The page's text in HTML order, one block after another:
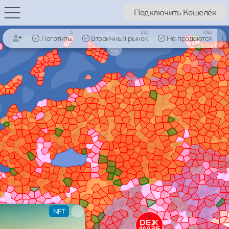
Подключить Кошелёк
Логотипы
5
Вторичный рынок
212
Не продаются
4391
NFT ×